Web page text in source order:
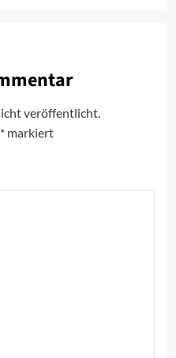
veröffentlicht.
*markiert